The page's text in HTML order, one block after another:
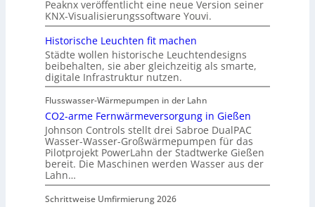
Peaknx veröffentlicht eine neue Version seiner
KNX-Visualisierungssoftware Youvi.
Historische Leuchten fit machen
Städte wollen historische Leuchtendesigns
beibehalten, sie aber gleichzeitig als smarte,
digitale Infrastruktur nutzen.
Flusswasser-Wärmepumpen in der Lahn
CO2-arme Fernwärmeversorgung in Gießen
Johnson Controls stellt drei Sabroe DualPAC
Wasser-Wasser-Großwärmepumpen für das
Pilotprojekt PowerLahn der Stadtwerke Gießen
bereit. Die Maschinen werden Wasser aus der
Lahn…
Schrittweise Umfirmierung 2026